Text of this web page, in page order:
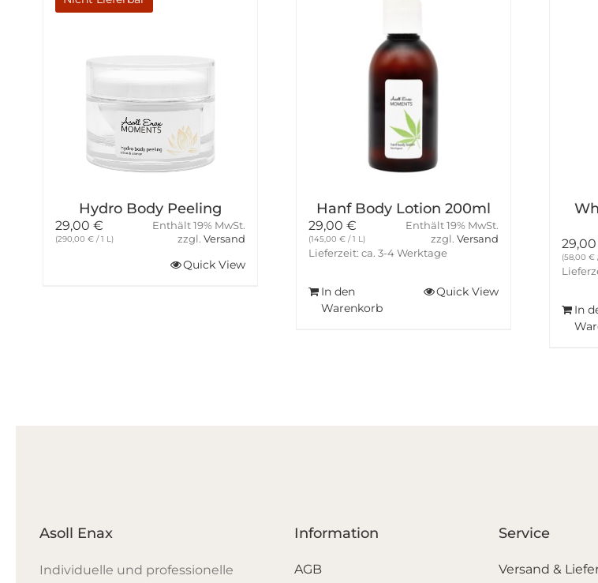
Hydro Body Peeling
29,00 € Enthält 19% MwSt.
(290,00 € / 1 L) zzgl. Versand
Quick View
Hanf Body Lotion 200ml
29,00 € Enthält 19% MwSt.
(145,00 € / 1 L) zzgl.Versand
Lieferzeit: ca. 3-4 Werktage
In den
Warenkorb
Quick View
(58,00€
In
Asoll Enax
Individuelle und professionelle
Information
AGB
Service
Versand &